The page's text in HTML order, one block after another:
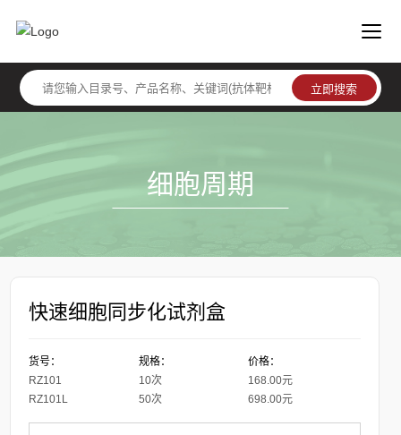
细胞周期
快速细胞同步化试剂盒
货号：
RZ101
RZ101L
规格：
10次
50次
价格：
168.00元
698.00元